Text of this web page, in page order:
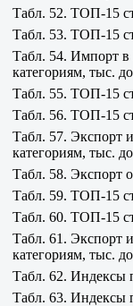
Табл. 52. ТОП-15
Табл. 53. ТОП-15
Табл. 54. Импорт в
категориям, тыс.
Табл. 55. ТОП-15
Табл. 56. ТОП-15
Табл. 57. Экспорт
категориям, тыс.
Табл. 58. Экспорт
Табл. 59. ТОП-15
Табл. 60. ТОП-15
Табл. 61. Экспорт
категориям, тыс.
Табл. 62. Индексы
Табл. 63. Индексы